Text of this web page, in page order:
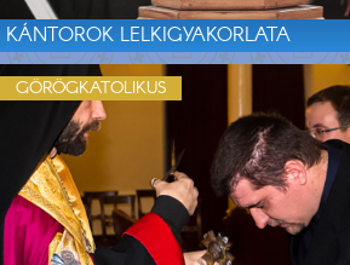
KÁNTOROK LELKIGYAKORLATA
GÖRÖGKATOLIKUS